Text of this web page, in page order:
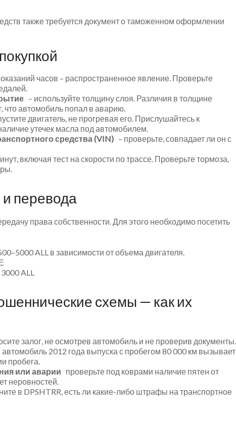
также требуется документ о таможенном оформлении
часов – распространенное явление. Проверьте
– используйте толщину слоя. Различия в толщине
автомобиль попал в аварию.
двигатель, не прогревая его. Прислушайтесь к
утечек масла под автомобилем.
средства (VIN) – проверьте, совпадает ли он с
включая тест на скорости по трассе. Проверьте тормоза,
перевода
права собственности. Для этого необходимо посетить
ALL в зависимости от объема двигателя.
ALL
схемы — как их
залог, не осмотрев автомобиль и не проверив документы.
автомобиль 2012 года выпуска с пробегом 80 000 км вызывает
пробега.
или аварии проверьте под коврами наличие пятен от
неровностей.
в DPSHTRR, есть ли какие-либо штрафы на транспортное